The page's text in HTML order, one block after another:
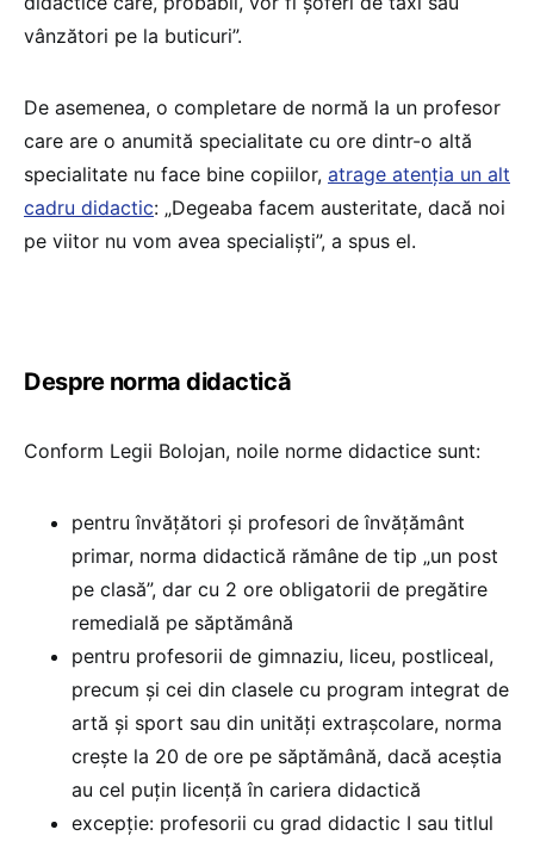
vânzători pe la buticuri”.
De asemenea, o completare de normă la un profesor
care are o anumită specialitate cu ore dintr-o altă
specialitate nu face bine copiilor, atrage atenția un alt
cadru didactic: „Degeaba facem austeritate, dacă noi
pe viitor nu vom avea specialiști”, a spus el.
Despre norma didactică
Conform Legii Bolojan, noile norme didactice sunt:
pentru învățători și profesori de învățământ
primar, norma didactică rămâne de tip „un post
pe clasă”, dar cu 2 ore obligatorii de pregătire
remedială pe săptămână
pentru profesorii de gimnaziu, liceu, postliceal,
precum și cei din clasele cu program integrat de
artă și sport sau din unități extrașcolare, norma
crește la 20 de ore pe săptămână, dacă aceștia
au cel puțin licență în cariera didactică
excepție: profesorii cu grad didactic I sau titlul